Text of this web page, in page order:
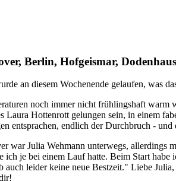
Berlin, Hofgeismar,
an diesem Wochenende gelaufen, was
noch immer nicht frühlingshaft warm
Laura Hottenrott gelungen sein, in einem
entsprachen, endlich der Durchbruch -
war Julia Wehmann unterwegs, allerdings
ich je bei einem Lauf hatte. Beim Start
auch leider keine neue Bestzeit." Liebe